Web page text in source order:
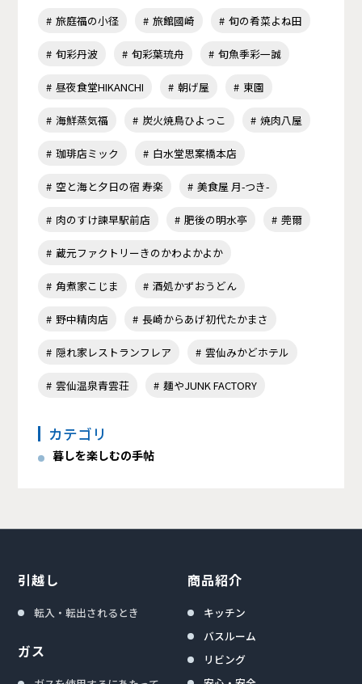
旅庭福の小径 旅館國崎 旬の肴菜よね田
旬彩丹波 旬彩葉琉舟 旬魚季彩一誠
昼夜食堂HIKANCHI 朝げ屋 東園
海鮮蒸気福 炭火焼鳥ひよっこ 焼肉八屋
珈琲店ミック 白水堂思案橋本店
空と海と夕日の宿 寿楽 美食屋 月-つき-
肉のすけ諫早駅前店 肥後の明水亭 莞爾
蔵元ファクトリーきのかわよかよか
角煮家こじま 酒処かずおうどん
野中精肉店 長崎からあげ初代たかまさ
隠れ家レストランフレア 雲仙みかどホテル
雲仙温泉青雲荘 麺やJUNK FACTORY
カテゴリ
暮しを楽しむの手帖
引越し
転入・転出されるとき
ガス
商品紹介
キッチン
バスルーム
リビング